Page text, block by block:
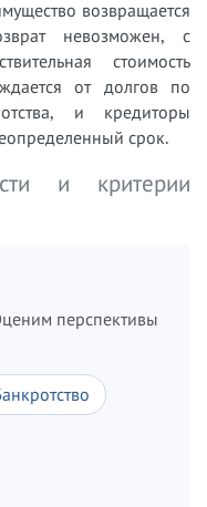
возвращается
невозможен, с
стоимость
от долгов по
и кредиторы
срок.
и критерии
перспективы